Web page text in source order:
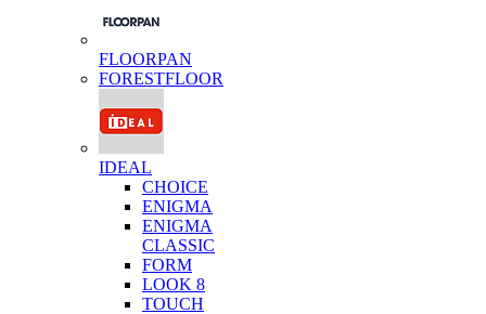
FLOORPAN
FORESTFLOOR
IDEAL
CHOICE
ENIGMA
ENIGMA
CLASSIC
FORM
LOOK 8
TOUCH